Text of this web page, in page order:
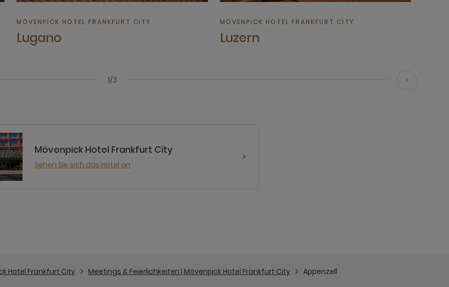
1/3
MÖVENPICK HOTEL FRANKFURT CITY
Lugano
MÖVENPICK HOTEL FRANKFURT CITY
Luzern
Mövenpick Hotel Frankfurt City
Sehen Sie sich das Hotel an
Hotel Frankfurt City Meetings & Feierlichkeiten | Mövenpick Hotel Frankfurt City Appenzell